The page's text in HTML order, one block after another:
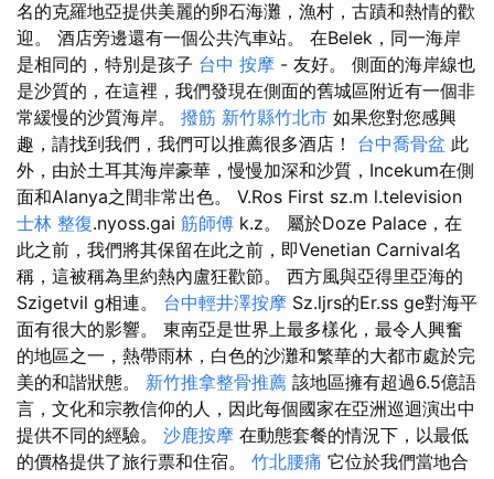
名的克羅地亞提供美麗的卵石海灘，漁村，古蹟和熱情的歡
迎。 酒店旁邊還有一個公共汽車站。 在Belek，同一海岸
是相同的，特別是孩子 台中 按摩 - 友好。 側面的海岸線也
是沙質的，在這裡，我們發現在側面的舊城區附近有一個非
常緩慢的沙質海岸。 撥筋 新竹縣竹北市 如果您對您感興
趣，請找到我們，我們可以推薦很多酒店！ 台中喬骨盆 此
外，由於土耳其海岸豪華，慢慢加深和沙質，Incekum在側
面和Alanya之間非常出色。 V.Ros First sz.m l.television
士林 整復.nyoss.gai 筋師傅 k.z。 屬於Doze Palace，在
此之前，我們將其保留在此之前，即Venetian Carnival名
稱，這被稱為里約熱內盧狂歡節。 西方風與亞得里亞海的
Szigetvil g相連。 台中輕井澤按摩 Sz.ljrs的Er.ss ge對海平
面有很大的影響。 東南亞是世界上最多樣化，最令人興奮
的地區之一，熱帶雨林，白色的沙灘和繁華的大都市處於完
美的和諧狀態。 新竹推拿整骨推薦 該地區擁有超過6.5億語
言，文化和宗教信仰的人，因此每個國家在亞洲巡迴演出中
提供不同的經驗。 沙鹿按摩 在動態套餐的情況下，以最低
的價格提供了旅行票和住宿。 竹北腰痛 它位於我們當地合